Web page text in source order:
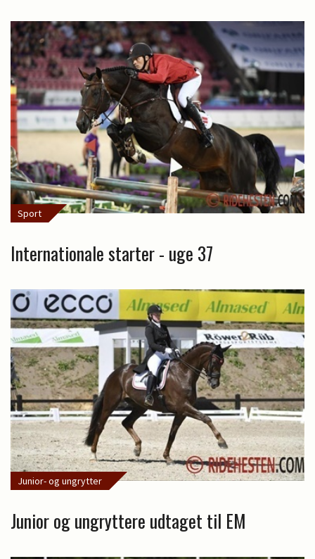
Sport
Internationale starter - uge 37
Junior- og ungrytter
Junior og ungryttere udtaget til EM